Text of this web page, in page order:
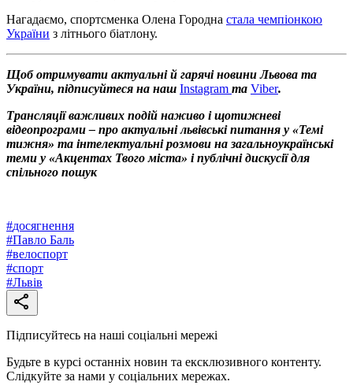
Нагадаємо, спортсменка Олена Городна стала чемпіонкою
України з літнього біатлону.
Щоб отримувати актуальні й гарячі новини Львова та
України, підписуйтеся на наш Instagram та Viber.
Трансляції важливих подій наживо і щотижневі
відеопрограми – про актуальні львівські питання у «Темі
тижня» та інтелектуальні розмови на загальноукраїнські
теми у «Акцентах Твого міста» і публічні дискусії для
спільного пошук
#досягнення
#Павло Баль
#велоспорт
#спорт
#Львів
Підписуйтесь на наші соціальні мережі
Будьте в курсі останніх новин та ексклюзивного контенту.
Слідкуйте за нами у соціальних мережах.